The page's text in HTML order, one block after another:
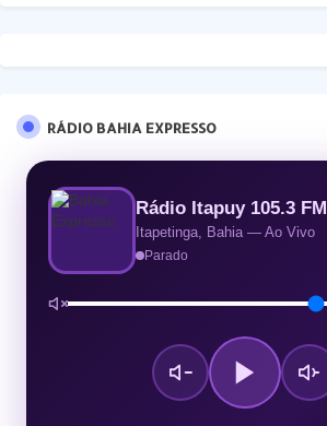
RÁDIO BAHIA EXPRESSO
Rádio Itapuy 105.3 FM
Itapetinga, Bahia — Ao Vivo
Parado